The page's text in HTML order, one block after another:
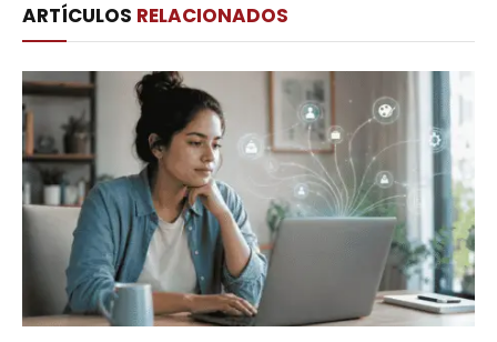
ARTÍCULOS RELACIONADOS